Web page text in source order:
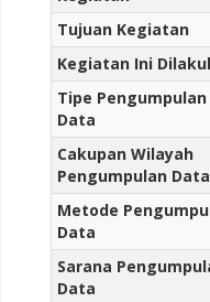
Tujuan Kegiatan
Kegiatan Ini
Tipe Pengumpulan
Data
Cakupan Wilayah
Pengumpulan Data
Metode
Data
Sarana
Data